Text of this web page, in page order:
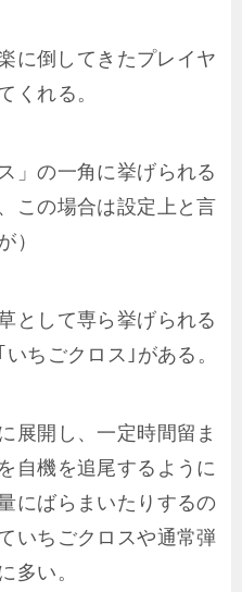
に倒してきたプレイヤ
れる。
」の一角に挙げられる
この場合は設定上と言
として専ら挙げられる
ちごクロス｣がある。
展開し、一定時間留ま
自機を追尾するように
にばらまいたりするの
いちごクロスや通常弾
い。